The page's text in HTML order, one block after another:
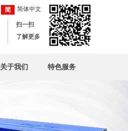
简体中文
扫一扫
了解更多
关于我们 特色服务